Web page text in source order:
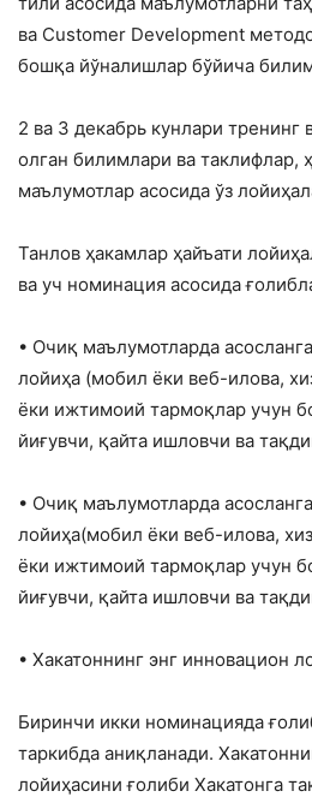
ва Customer Development
бошқа йўналишлар бўйича
2 ва 3 декабрь кунлари тренинг
олган билимлари ва таклифлар,
маълумотлар асосида ўз
Танлов ҳакамлар ҳайъати
ва уч номинация асосида
• Очиқ маълумотларда
лойиҳа (мобил ёки веб-илова,
ёки ижтимоий тармоқлар учун
йиғувчи, қайта ишловчи ва
• Очиқ маълумотларда
лойиҳа(мобил ёки веб-илова,
ёки ижтимоий тармоқлар учун
йиғувчи, қайта ишловчи ва
• Хакатоннинг энг инновацион
Биринчи икки номинацияда
таркибда аниқланади.
лойиҳасини ғолиби Хакатонга